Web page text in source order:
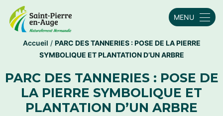
MENU
Accueil / PARC DES TANNERIES : POSE DE LA PIERRE
SYMBOLIQUE ET PLANTATION D’UN ARBRE
PARC DES TANNERIES : POSE DE
LA PIERRE SYMBOLIQUE ET
PLANTATION D’UN ARBRE